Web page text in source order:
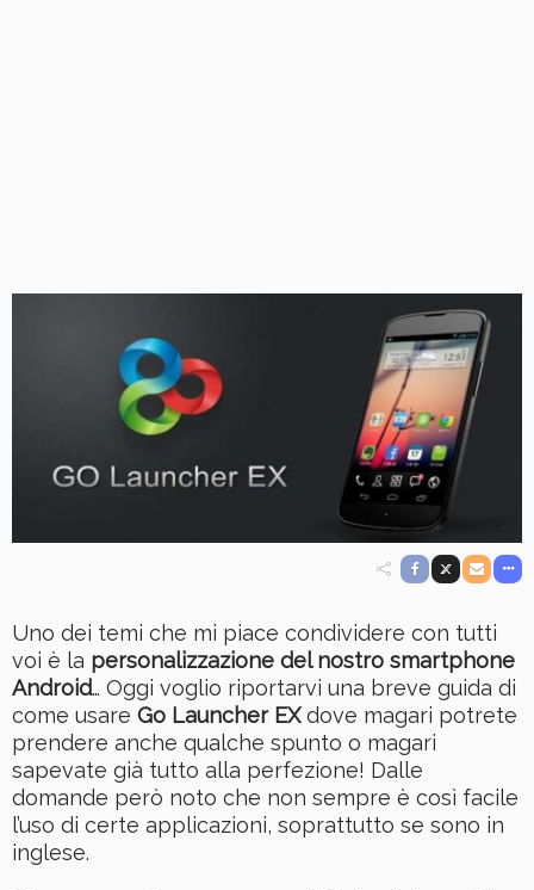
Uno dei temi che mi piace condividere con tutti
voi è la personalizzazione del nostro smartphone
Android… Oggi voglio riportarvi una breve guida di
come usare Go Launcher EXdove magari potrete
prendere anche qualche spunto o magari
sapevate già tutto alla perfezione! Dalle
domande però noto che non sempre è così facile
l’uso di certe applicazioni, soprattutto se sono in
inglese.